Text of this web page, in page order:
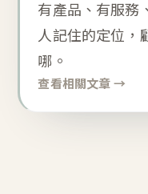
有產品、有服務
人記住的定位，
哪。
查看相關文章 →